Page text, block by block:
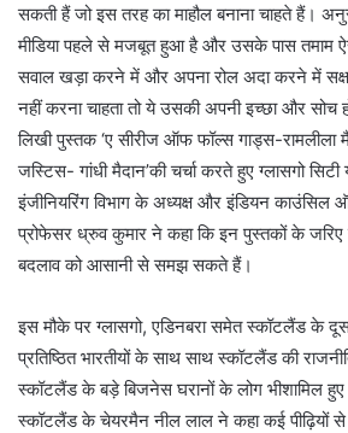
सकती हैं जो इस तरह का माहौल बनाना चाहते हैं।
मीडिया पहले से मजबूत हुआ है और उसके पास तमाम
सवाल खड़ा करने में और अपना रोल अदा करने में
नहीं करना चाहता तो ये उसकी अपनी इच्छा और
लिखी पुस्तक ‘ए सीरीज ऑफ फॉल्स गाड्स-
जस्टिस- गांधी मैदान’की चर्चा करते हुए ग्लासगो सिटी
इंजीनियरिंग विभाग के अध्यक्ष और इंडियन
प्रोफेसर ध्रुव कुमार ने कहा कि इन पुस्तकों के जरिए
बदलाव को आसानी से समझ सकते हैं।
इस मौके पर ग्लासगो, एडिनबरा समेत स्कॉटलैंड के
प्रतिष्ठित भारतीयों के साथ साथ स्कॉटलैंड की
स्कॉटलैंड के बड़े बिजनेस घरानों के लोग भीशामिल
स्कॉटलैंड के चेयरमैन नील लाल ने कहा कई पीढ़ियों से